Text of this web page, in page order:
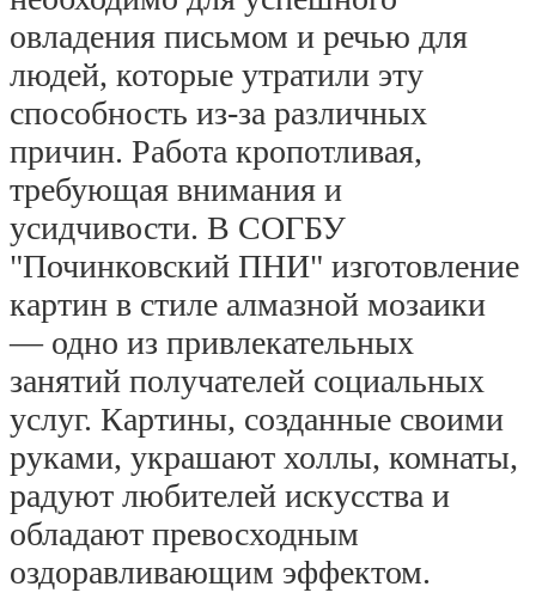
овладения письмом и речью для
людей, которые утратили эту
способность из-за различных
причин. Работа кропотливая,
требующая внимания и
усидчивости. В СОГБУ
"Починковский ПНИ" изготовление
картин в стиле алмазной мозаики
— одно из привлекательных
занятий получателей социальных
услуг. Картины, созданные своими
руками, украшают холлы, комнаты,
радуют любителей искусства и
обладают превосходным
оздоравливающим эффектом.